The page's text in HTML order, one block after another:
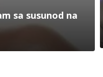
sa susunod na